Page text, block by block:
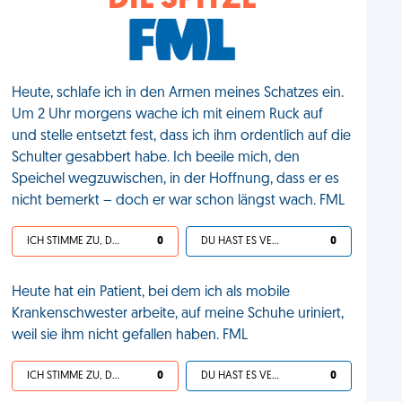
Heute, schlafe ich in den Armen meines Schatzes ein.
Um 2 Uhr morgens wache ich mit einem Ruck auf
und stelle entsetzt fest, dass ich ihm ordentlich auf die
Schulter gesabbert habe. Ich beeile mich, den
Speichel wegzuwischen, in der Hoffnung, dass er es
nicht bemerkt – doch er war schon längst wach. FML
ICH STIMME ZU, DEIN LEBEN IST SCHEISSE 0 DU HAST ES VERDIENT 0
Heute hat ein Patient, bei dem ich als mobile
Krankenschwester arbeite, auf meine Schuhe uriniert,
weil sie ihm nicht gefallen haben. FML
ICH STIMME ZU, DEIN LEBEN IST SCHEISSE 0 DU HAST ES VERDIENT 0